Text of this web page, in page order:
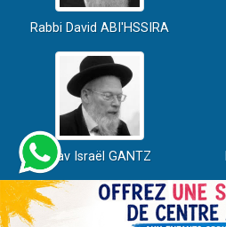
Rabbi David ABI'HSSIRA
Rav Israël GANTZ